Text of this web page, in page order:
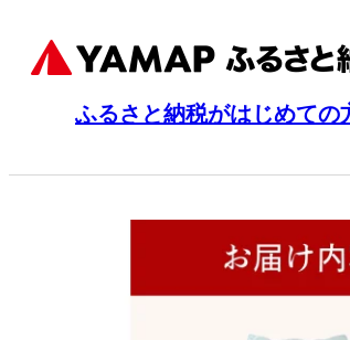
ふるさと納税がはじめての